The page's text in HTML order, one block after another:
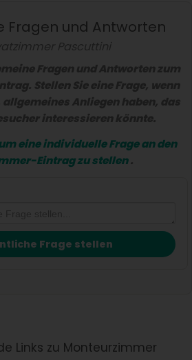
Fragen und Antworten
Pascuttini
Fragen und Antworten zum
Stellen Sie eine Frage, wenn
Anliegen haben, das
interessieren könnte.
eineindividuelle Fragean den
Eintrag zu stellen.
Frage stellen
Links zu Monteurzimmer